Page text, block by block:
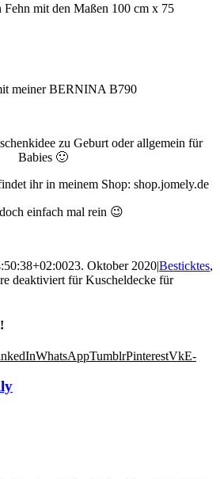
Fehn mit den Maßen 100 cm x 75
meiner BERNINA B790
zu Geburt oder allgemein für
Babies 🙂
ihr in meinem Shop: shop.jomely.de
einfach mal rein 😉
23. Oktober 2020|Besticktes,
deaktiviert für Kuscheldecke für
WhatsAppTumblrPinterestVkE-